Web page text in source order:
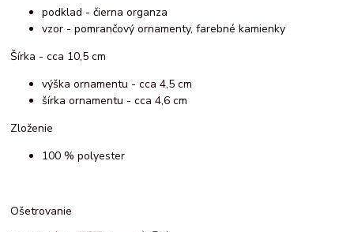
podklad - čierna organza
vzor - pomrančový ornamenty, farebné kamienky
Šírka - cca 10,5 cm
výška ornamentu - cca 4,5 cm
šírka ornamentu - cca 4,6 cm
Zloženie
100 % polyester
Ošetrovanie